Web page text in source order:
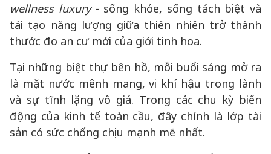
wellness luxury- sống khỏe, sống tách biệt và
tái tạo năng lượng giữa thiên nhiên trở thành
thước đo an cư mới của giới tinh hoa.
Tại những biệt thự bên hồ, mỗi buổi sáng mở ra
là mặt nước mênh mang, vi khí hậu trong lành
và sự tĩnh lặng vô giá. Trong các chu kỳ biến
động của kinh tế toàn cầu, đây chính là lớp tài
sản có sức chống chịu mạnh mẽ nhất.